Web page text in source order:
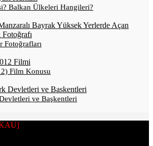
Balkan Ülkeleri Hangileri?
Fotoğrafları
Film Konusu
ve Başkentleri